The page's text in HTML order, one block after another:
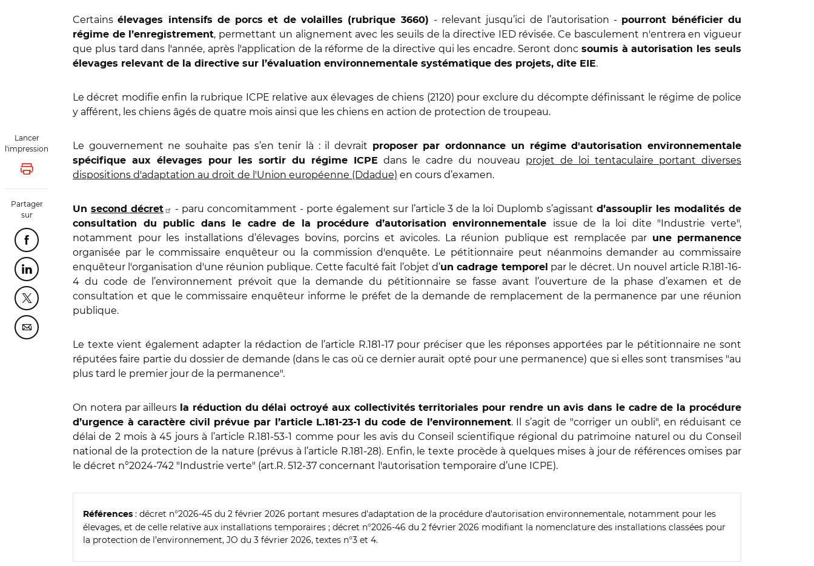
Lancer
l'impression
Lancer l'impression
Partager
sur
Partager cette page sur Facebook
Partager cette page sur Linkedin
Partager cette page sur Twitter
Partager cette page sur Courriel
Certainsélevages intensifs de porcs et de volailles (rubrique 3660) - relevant jusqu’ici de l’autorisation - pourront bénéficier du
régime de l’enregistrement, permettant un alignement avec les seuils de la directive IED révisée. Ce basculement n'entrera en vigueur
que plus tard dans l'année, après l'application de la réforme de la directive qui les encadre. Seront donc soumis à autorisation les seuls
élevages relevant de la directive sur l’évaluation environnementale systématique des projets, dite EIE.
Le décret modifie enfin la rubrique ICPE relative aux élevages de chiens (2120) pour exclure du décompte définissant le régime de police
y afférent, les chiens âgés de quatre mois ainsi que les chiens en action de protection de troupeau.
Le gouvernement ne souhaite pas s’en tenir là : il devrait
proposer par ordonnance un régime d'autorisation environnementale
spécifique aux élevages pour les sortir du régime ICPE
dans le cadre du nouveau projet de loi tentaculaire portant diverses
dispositions d'adaptation au droit de l'Union européenne (Ddadue) en cours d’examen.
Un second décret - paru concomitamment - porte également sur l’article 3 de la loi Duplomb s’agissantd’assouplir les modalités de
consultation du public dans le cadre de la procédure d’autorisation environnementale issue de la loi dite "Industrie verte",
notamment pour les installations d’élevages bovins, porcins et avicoles. La réunion publique est remplacée par
une permanence
organisée par le commissaire enquêteur ou la commission d'enquête. Le pétitionnaire peut néanmoins demander au commissaire
enquêteur l'organisation d'une réunion publique. Cette faculté fait l’objet d’un cadrage temporel
par le décret. Un nouvel article R.181-16-
4 du code de l’environnement prévoit que la demande du pétitionnaire se fasse avant l’ouverture de la phase d’examen et de
consultation et que le commissaire enquêteur informe le préfet de la demande de remplacement de la permanence par une réunion
publique.
Le texte vient également adapter la rédaction de l’article R.181-17 pour préciser que les réponses apportées par le pétitionnaire ne sont
réputées faire partie du dossier de demande (dans le cas où ce dernier aurait opté pour une permanence) que si elles sont transmises "au
plus tard le premier jour de la permanence".
On notera par ailleurs
la réduction du délai octroyé aux collectivités territoriales pour rendre un avis dans le cadre de la procédure
d’urgence à caractère civil prévue par l’article L.181-23-1 du code de l’environnement. Il s’agit de "corriger un oubli", en réduisant ce
délai de 2 mois à 45 jours à l’article R.181-53-1 comme pour les avis du Conseil scientifique régional du patrimoine naturel ou du Conseil
national de la protection de la nature (prévus à l’article R.181-28). Enfin, le texte procède à quelques mises à jour de références omises par
le décret n°2024-742 "Industrie verte" (art.R. 512-37 concernant l'autorisation temporaire d’une ICPE).
Références : décret n°2026-45 du 2 février 2026 portant mesures d'adaptation de la procédure d'autorisation environnementale, notamment pour les
élevages, et de celle relative aux installations temporaires ; décret n°2026-46 du 2 février 2026 modifiant la nomenclature des installations classées pour
la protection de l’environnement, JO du 3 février 2026, textes n°3 et 4.